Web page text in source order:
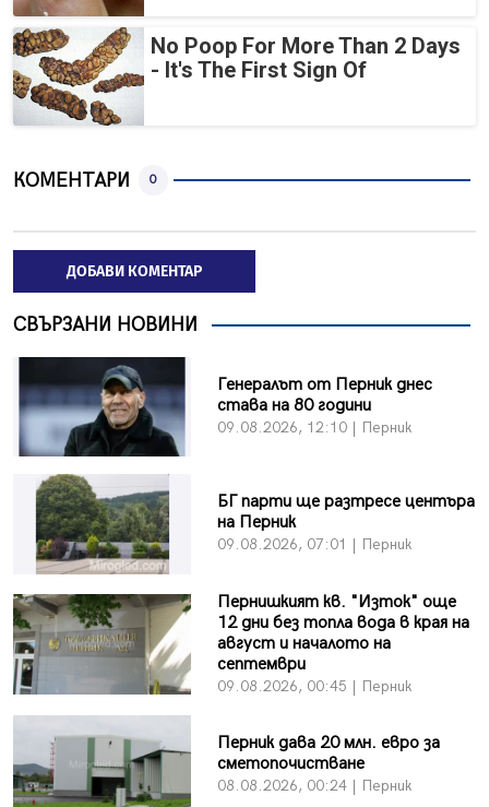
No Poop For More Than 2 Days
- It's The First Sign Of
КОМЕНТАРИ 0
ДОБАВИ КОМЕНТАР
СВЪРЗАНИ НОВИНИ
Генералът от Перник днес
става на 80 години
09.08.2026, 12:10 | Перник
БГ парти ще разтресе центъра
на Перник
09.08.2026, 07:01 | Перник
Пернишкият кв. "Изток" още
12 дни без топла вода в края на
август и началото на
септември
09.08.2026, 00:45 | Перник
Перник дава 20 млн. евро за
сметопочистване
08.08.2026, 00:24 | Перник